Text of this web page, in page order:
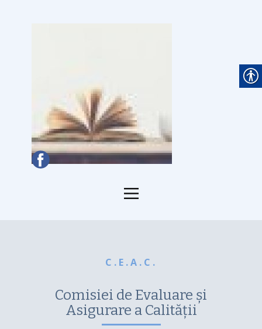
C.E.A.C.
Comisiei de Evaluare și
Asigurare a Calității